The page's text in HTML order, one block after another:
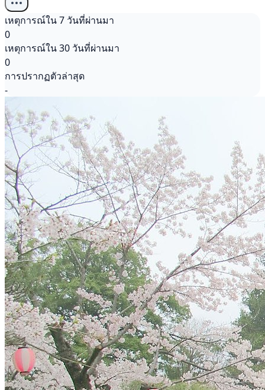
เหตุการณ์ใน 7 วันที่ผ่านมา
0
เหตุการณ์ใน 30 วันที่ผ่านมา
0
การปรากฏตัวล่าสุด
-